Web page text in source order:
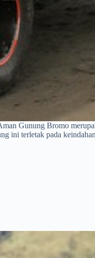
Gunung Bromo
ini terletak pada